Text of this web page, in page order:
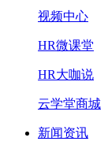
视频中心
HR微课堂
HR大咖说
云学堂商城
新闻资讯